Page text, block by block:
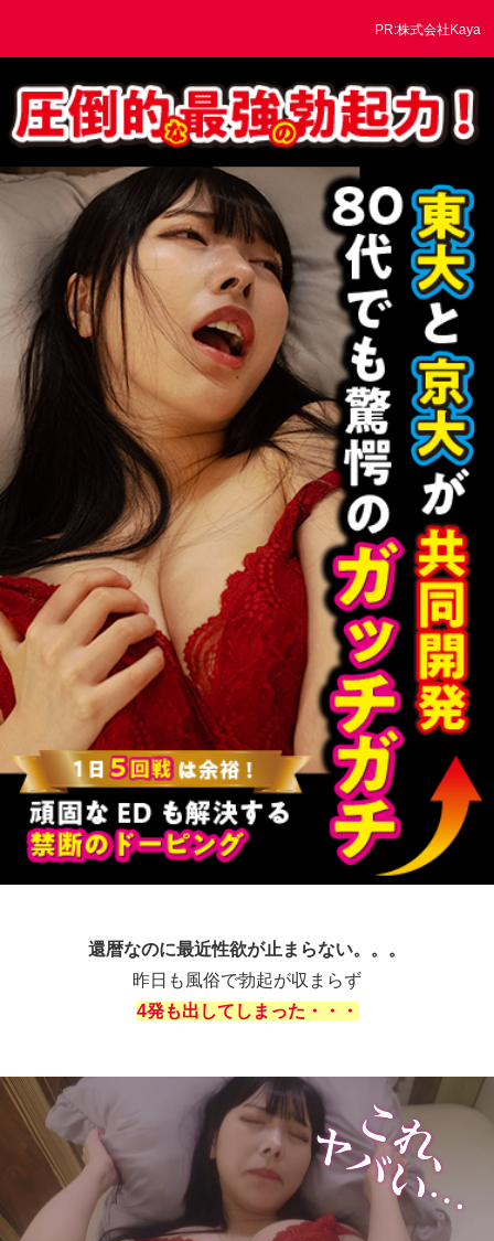
PR:株式会社Kaya
還暦なのに最近性欲が止まらない。。。
昨日も風俗で勃起が収まらず
4発も出してしまった・・・